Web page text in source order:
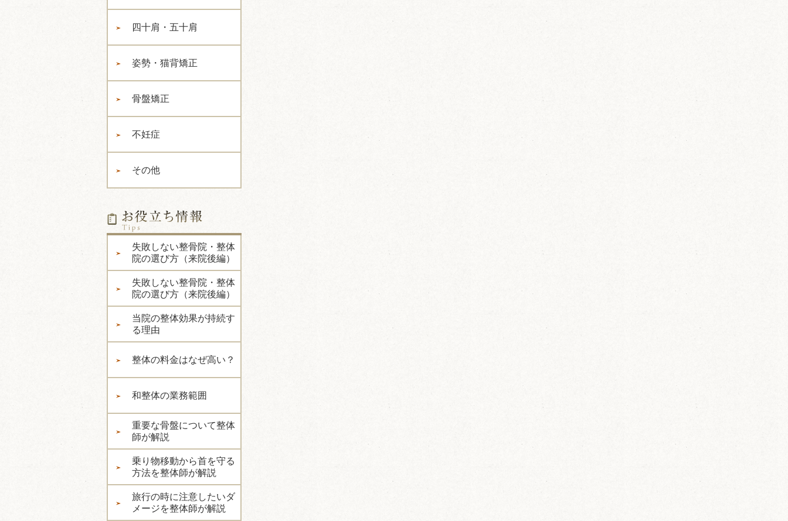
四十肩・五十肩
姿勢・猫背矯正
骨盤矯正
不妊症
その他
失敗しない整骨院・整体
院の選び方（来院後編）
失敗しない整骨院・整体
院の選び方（来院後編）
当院の整体効果が持続す
る理由
整体の料金はなぜ高い？
和整体の業務範囲
重要な骨盤について整体
師が解説
乗り物移動から首を守る
方法を整体師が解説
旅行の時に注意したいダ
メージを整体師が解説